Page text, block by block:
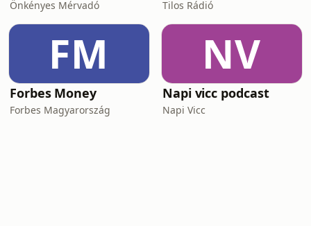
Önkényes Mérvadó Tilos Rádió
FM
Forbes Money
Forbes Magyarország
NV
Napi vicc podcast
Napi Vicc